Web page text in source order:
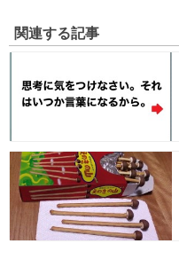
関連する記事